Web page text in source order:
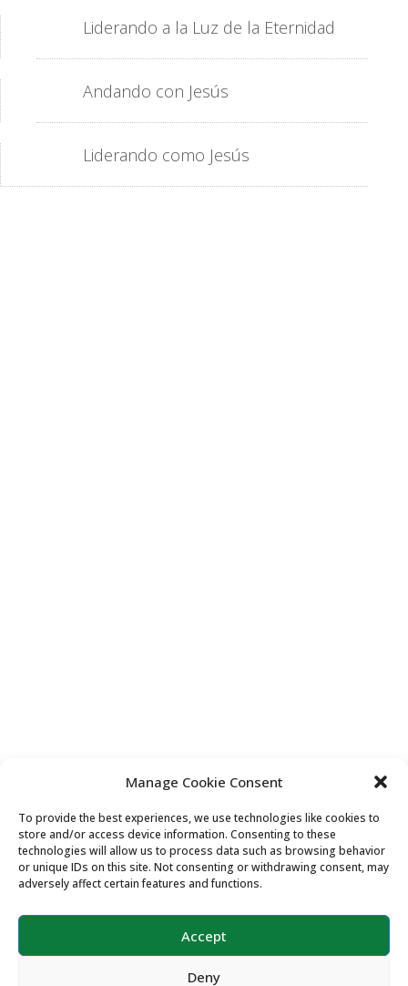
Manage Cookie Consent
To provide the best experiences, we use technologies like cookies to
store and/or access device information. Consenting to these
technologies will allow us to process data such as browsing behavior
or unique IDs on this site. Not consenting or withdrawing consent, may
adversely affect certain features and functions.
Accept
Deny
Liderando a la Luz de la Eternidad
Andando con Jesús
Liderando como Jesús
Copyright ©2026 MentorLink International.
All rights reserved.